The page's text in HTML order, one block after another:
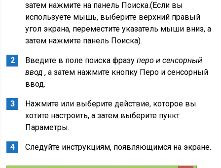
затем нажмите на панель Поиска.(Если вы
используете мышь, выберите верхний правый
угол экрана, переместите указатель мыши вниз, а
затем нажмите панель Поиска).
Введите в поле поиска фразуперо и сенсорный
ввод, а затем нажмите кнопку Перо и сенсорный
ввод.
Нажмите или выберите действие, которое вы
хотите настроить, а затем выберите пункт
Параметры.
Следуйте инструкциям, появляющимся на экране.